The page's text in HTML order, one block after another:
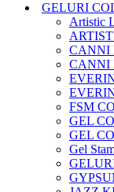
GELURI
Artistic
CANNI
CANNI
FSM
GEL
GEL
Gel